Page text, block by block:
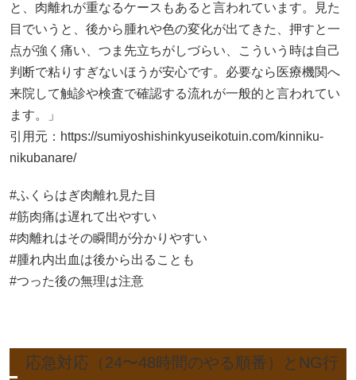
と、肉離れが重なるケースもあると言われています。見た
目でいうと、後から腫れや色の変化が出てきた、押すと一
点が強く痛い、つま先立ちがしづらい、こういう時は自己
判断で粘りすぎないほうが安心です。必要なら医療機関へ
来院して触診や検査で確認する流れが一般的と言われてい
ます。」
引用元： https://sumiyoshishinkyuseikotuin.com/kinniku-
nikubanare/
#ふくらはぎ肉離れ見た目
#筋肉痛は遅れて出やすい
#肉離れはその瞬間が分かりやすい
#腫れ内出血は後から出ることも
#つった後の無理は注意
応急対応（24〜48時間のやる順番）とNG行